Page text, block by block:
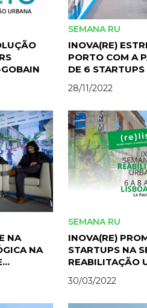
SEMANA RU
INOVA(RE)
PORTO COM A
DE 6 STARTUPS
28/11/2022
NA
NA
SEMANA RU
INOVA(RE)
STARTUPS NA
REABILITAÇÃO
LISBOA
30/03/2022